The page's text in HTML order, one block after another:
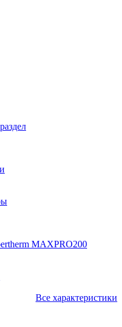
Все характеристики